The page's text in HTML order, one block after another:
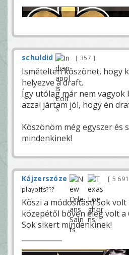
schuldid 357
Ismételten köszönet, hogy
helyezve a draft.
Így utólag már nem vagyok
azzal jártam jól, hogy én
Köszönöm még egyszer és
mindenkinek!
Kájzerszóze 5 691
playoffs???
Köszi a módosítást! Sok volt
közepétől bőven elég volt a
Sok sikert mindenkinek!